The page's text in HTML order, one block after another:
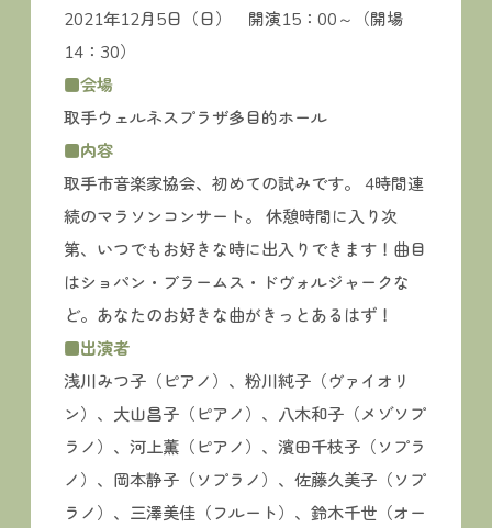
2021年12月5日（日） 開演15：00～（開場
14：30）
■会場
取手ウェルネスプラザ多目的ホール
■内容
取手市音楽家協会、初めての試みです。 4時間連
続のマラソンコンサート。 休憩時間に入り次
第、いつでもお好きな時に出入りできます！曲目
はショパン・ブラームス・ドヴォルジャークな
ど。あなたのお好きな曲がきっとあるはず！
■出演者
浅川みつ子（ピアノ）、粉川純子（ヴァイオリ
ン）、大山昌子（ピアノ）、八木和子（メゾソプ
ラノ）、河上薫（ピアノ）、濱田千枝子（ソプラ
ノ）、岡本静子（ソプラノ）、佐藤久美子（ソプ
ラノ）、三澤美佳（フルート）、鈴木千世（オー